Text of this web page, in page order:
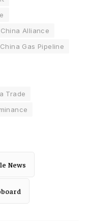
Alliance
Gas Pipeline
Trade
News